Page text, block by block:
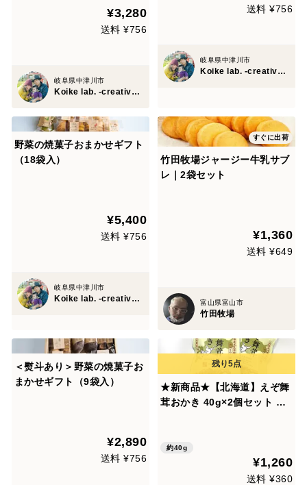
¥3,280
送料 ¥756
岐阜県中津川市
Koike lab. -creative office-
送料 ¥756
岐阜県中津川市
Koike lab. -creative office-
野菜の焼菓子おまかせギフト
（18袋入）
¥5,400
送料 ¥756
岐阜県中津川市
Koike lab. -creative office-
すぐに出荷
竹田牧場ジャージー牛乳サブ
レ｜2袋セット
¥1,360
送料 ¥649
富山県富山市
竹田牧場
＜熨斗あり＞野菜の焼菓子お
まかせギフト（9袋入）
¥2,890
送料 ¥756
★新商品★【北海道】えぞ舞
茸おかき 40g×2個セット ネ
約40g
¥1,260
送料 ¥360